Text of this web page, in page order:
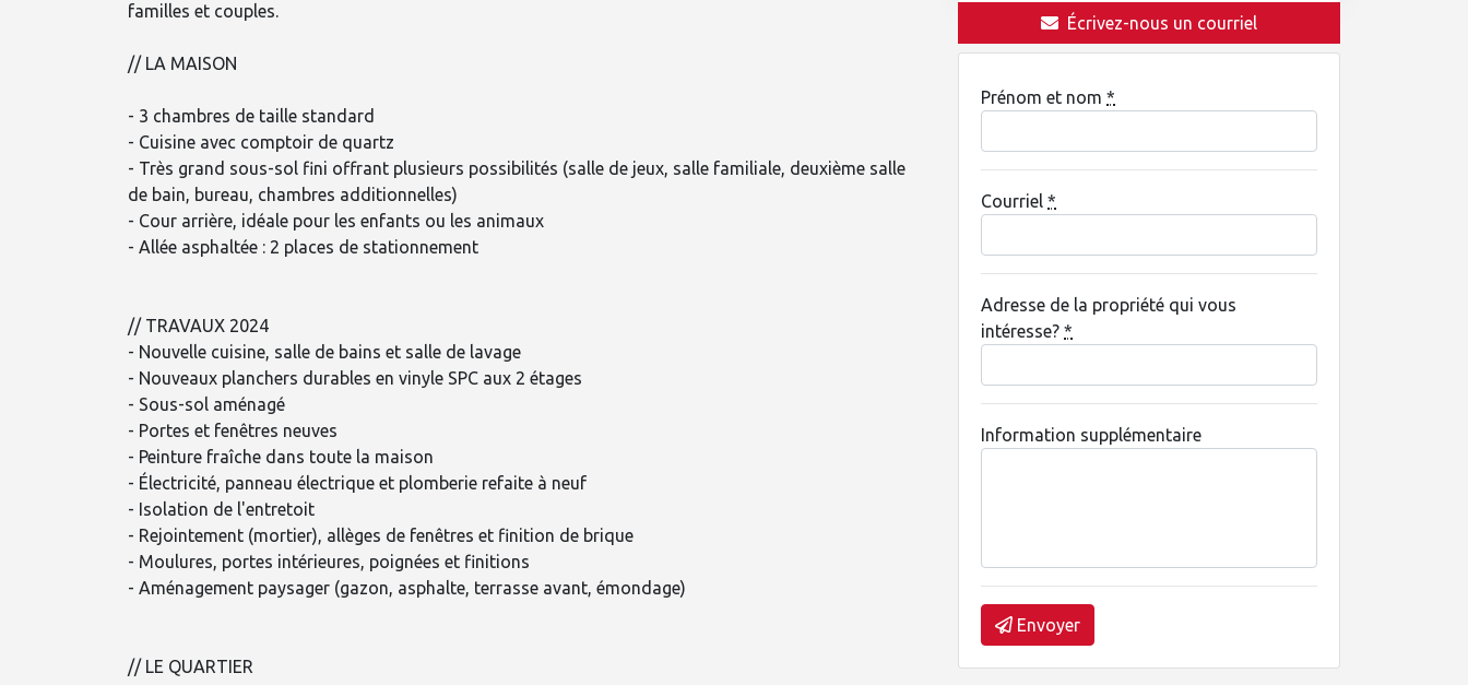
familles et couples.
// LA MAISON
- 3 chambres de taille standard
- Cuisine avec comptoir de quartz
- Très grand sous-sol fini offrant plusieurs possibilités (salle de jeux, salle familiale, deuxième salle
de bain, bureau, chambres additionnelles)
- Cour arrière, idéale pour les enfants ou les animaux
- Allée asphaltée : 2 places de stationnement
// TRAVAUX 2024
- Nouvelle cuisine, salle de bains et salle de lavage
- Nouveaux planchers durables en vinyle SPC aux 2 étages
- Sous-sol aménagé
- Portes et fenêtres neuves
- Peinture fraîche dans toute la maison
- Électricité, panneau électrique et plomberie refaite à neuf
- Isolation de l'entretoit
- Rejointement (mortier), allèges de fenêtres et finition de brique
- Moulures, portes intérieures, poignées et finitions
- Aménagement paysager (gazon, asphalte, terrasse avant, émondage)
// LE QUARTIER
Écrivez-nous un courriel
Prénom et nom *
Courriel *
Adresse de la propriété qui vous
intéresse? *
Information supplémentaire
Envoyer